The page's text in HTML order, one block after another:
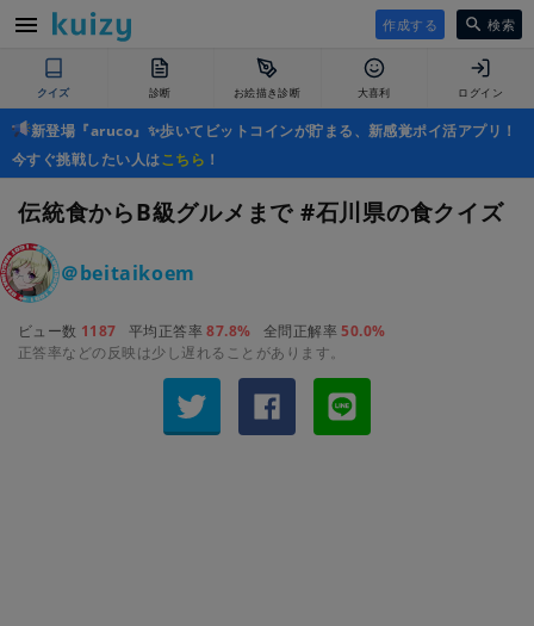
作成する 検索
クイズ 診断 お絵描き診断 大喜利 ログイン
新登場『aruco』✨歩いてビットコインが貯まる、新感覚ポイ活アプリ！
今すぐ挑戦したい人はこちら ！
伝統食からB級グルメまで #石川県の食クイズ
＠beitaikoem
ビュー数 1187 平均正答率87.8% 全問正解率50.0%
正答率などの反映は少し遅れることがあります。